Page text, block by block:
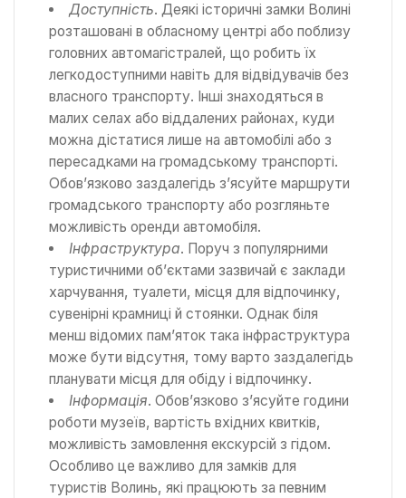
Доступність. Деякі історичні замки Волині
розташовані в обласному центрі або поблизу
головних автомагістралей, що робить їх
легкодоступними навіть для відвідувачів без
власного транспорту. Інші знаходяться в
малих селах або віддалених районах, куди
можна дістатися лише на автомобілі або з
пересадками на громадському транспорті.
Обов’язково заздалегідь з’ясуйте маршрути
громадського транспорту або розгляньте
можливість оренди автомобіля.
Інфраструктура. Поруч з популярними
туристичними об’єктами зазвичай є заклади
харчування, туалети, місця для відпочинку,
сувенірні крамниці й стоянки. Однак біля
менш відомих пам’яток така інфраструктура
може бути відсутня, тому варто заздалегідь
планувати місця для обіду і відпочинку.
Інформація. Обов’язково з’ясуйте години
роботи музеїв, вартість вхідних квитків,
можливість замовлення екскурсій з гідом.
Особливо це важливо для замків для
туристів Волинь, які працюють за певним